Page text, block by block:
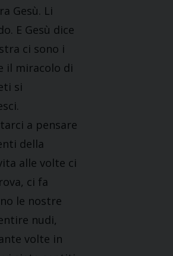
Gesù. Li
E Gesù dice
ci sono i
il miracolo di
si
a pensare
della
alle volte ci
ci fa
le nostre
nudi,
volte in